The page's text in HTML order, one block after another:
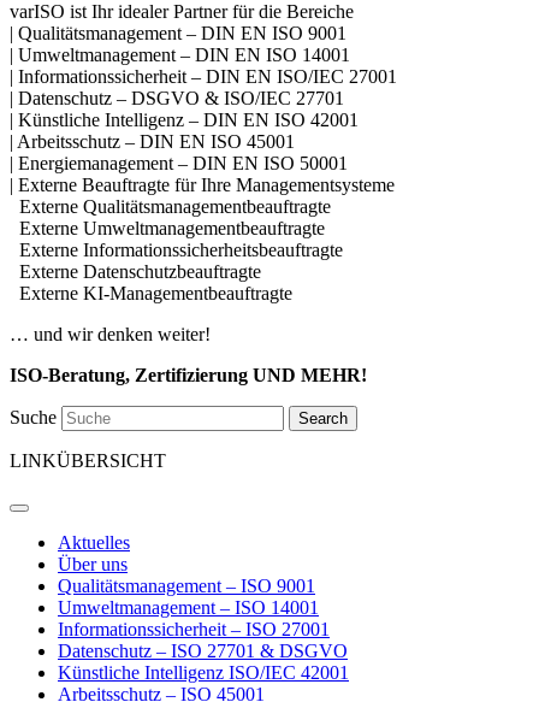
varISO ist Ihr idealer Partner für die Bereiche
| Qualitätsmanagement – DIN EN ISO 9001
| Umweltmanagement – DIN EN ISO 14001
| Informationssicherheit – DIN EN ISO/IEC 27001
| Datenschutz – DSGVO & ISO/IEC 27701
| Künstliche Intelligenz – DIN EN ISO 42001
| Arbeitsschutz – DIN EN ISO 45001
| Energiemanagement – DIN EN ISO 50001
| Externe Beauftragte für Ihre Managementsysteme
Externe Qualitätsmanagementbeauftragte
Externe Umweltmanagementbeauftragte
Externe Informationssicherheitsbeauftragte
Externe Datenschutzbeauftragte
Externe KI-Managementbeauftragte
… und wir denken weiter!
ISO-Beratung, Zertifizierung UND MEHR!
Suche Search
LINKÜBERSICHT
Aktuelles
Über uns
Qualitätsmanagement – ISO 9001
Umweltmanagement – ISO 14001
Informationssicherheit – ISO 27001
Datenschutz – ISO 27701 & DSGVO
Künstliche Intelligenz ISO/IEC 42001
Arbeitsschutz – ISO 45001